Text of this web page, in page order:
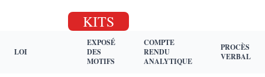
KITS
LOI
EXPOSÉ
DES
MOTIFS
COMPTE
RENDU
ANALYTIQUE
PROCÈS
VERBAL